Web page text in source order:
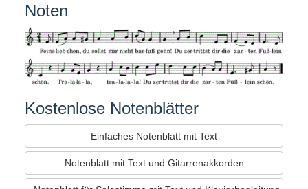
Noten
Kostenlose Notenblätter
Einfaches Notenblatt mit Text
Notenblatt mit Text und Gitarrenakkorden